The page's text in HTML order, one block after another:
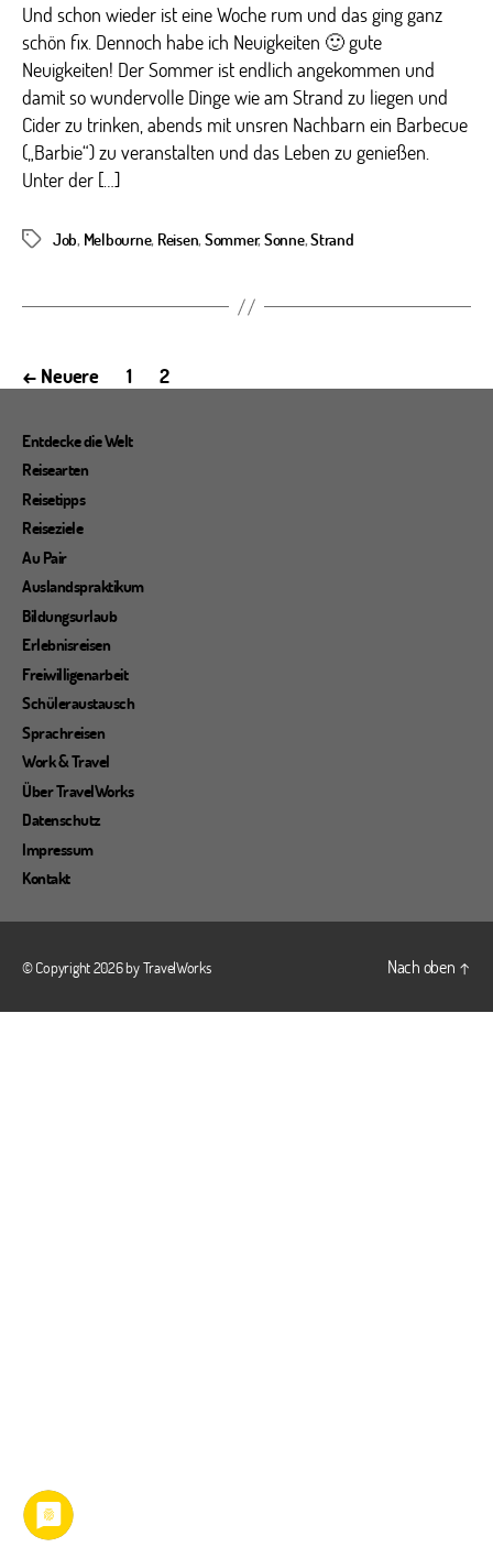
Und schon wieder ist eine Woche rum und das ging ganz
schön fix. Dennoch habe ich Neuigkeiten 🙂 gute
Neuigkeiten! Der Sommer ist endlich angekommen und
damit so wundervolle Dinge wie am Strand zu liegen und
Cider zu trinken, abends mit unsren Nachbarn ein Barbecue
(„Barbie“) zu veranstalten und das Leben zu genießen.
Unter der […]
Schlagwörter
Job, Melbourne, Reisen, Sommer,Sonne,Strand
Seitennummerierung
Beiträge
← Neuere 1 2
Entdecke die Welt
Reisearten
Reisetipps
Reiseziele
Au Pair
Auslandspraktikum
Bildungsurlaub
Erlebnisreisen
Freiwilligenarbeit
Schüleraustausch
Sprachreisen
Work & Travel
Über TravelWorks
Datenschutz
Impressum
Kontakt
© Copyright 2026 byTravelWorks Nach oben ↑